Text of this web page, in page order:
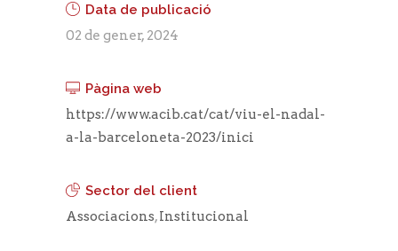
Data de publicació
02 de gener, 2024
Pàgina web
https://www.acib.cat/cat/viu-el-nadal-
a-la-barceloneta-2023/inici
Sector del client
Associacions,Institucional